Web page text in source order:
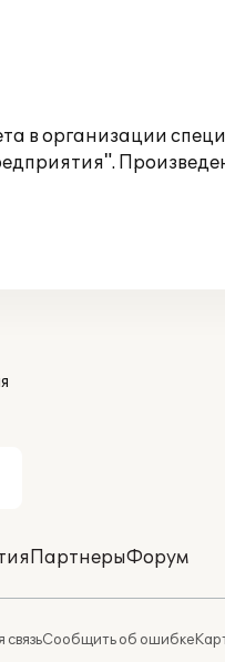
в организации
ПартнерыФорум
Сообщить об ошибке